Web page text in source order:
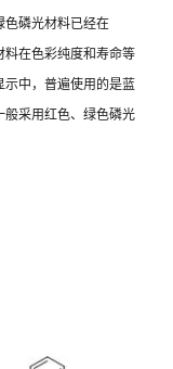
色磷光材料已经在
料在色彩纯度和寿命等
中，普遍使用的是蓝
般采用红色、绿色磷光